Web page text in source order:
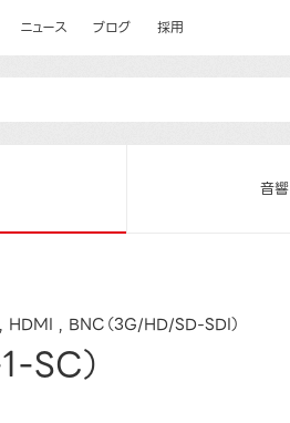
ニュース ブログ 採用
音響
HDMI BNC（3G/HD/SD-SDI）
SC）